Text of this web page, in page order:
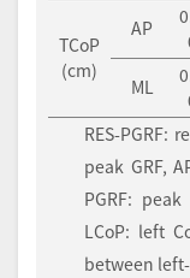
TCoP
(cm)
AP
ML
RES-PGRF:
peak GRF,
PGRF:
LCoP: left
between